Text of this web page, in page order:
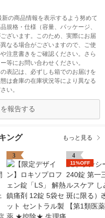
の商品情報を表示するよう努めて
規格・仕様（容量、パッケージ、
ざいます。このため、実際にお届
なる場合がございますので、ご使
注意書きをご確認ください。さら
等にお問い合わせください。
表記は、必ずしも箱でのお届けを
は倉庫の在庫状況等により異なる
い。
報告する
ング もっと見る
3 4
11%OFF